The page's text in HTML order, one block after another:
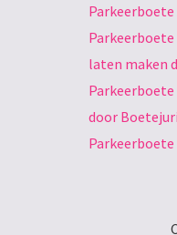
laten maken
Parkeerboete
door